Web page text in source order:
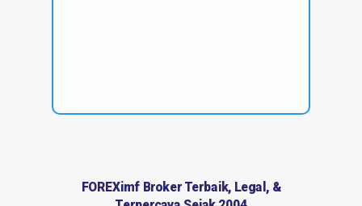
FOREXimf Broker Terbaik, Legal, &